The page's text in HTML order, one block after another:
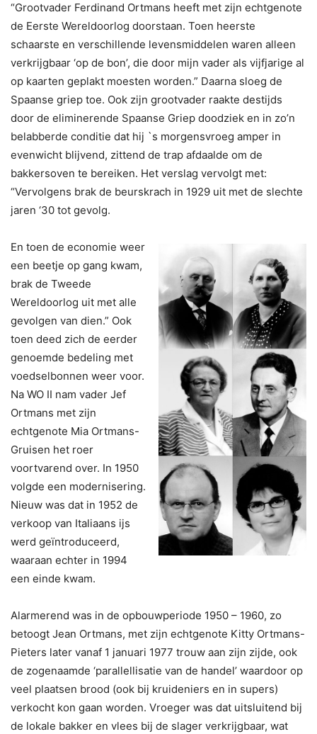
“Grootvader Ferdinand Ortmans heeft met zijn echtgenote
de Eerste Wereldoorlog doorstaan. Toen heerste
schaarste en verschillende levensmiddelen waren alleen
verkrijgbaar ‘op de bon’, die door mijn vader als vijfjarige al
op kaarten geplakt moesten worden.” Daarna sloeg de
Spaanse griep toe. Ook zijn grootvader raakte destijds
door de eliminerende Spaanse Griep doodziek en in zo’n
belabberde conditie dat hij `s morgensvroeg amper in
evenwicht blijvend, zittend de trap afdaalde om de
bakkersoven te bereiken. Het verslag vervolgt met:
“Vervolgens brak de beurskrach in 1929 uit met de slechte
jaren ‘30 tot gevolg.
En toen de economie weer
een beetje op gang kwam,
brak de Tweede
Wereldoorlog uit met alle
gevolgen van dien.” Ook
toen deed zich de eerder
genoemde bedeling met
voedselbonnen weer voor.
Na WO II nam vader Jef
Ortmans met zijn
echtgenote Mia Ortmans-
Gruisen het roer
voortvarend over. In 1950
volgde een modernisering.
Nieuw was dat in 1952 de
verkoop van Italiaans ijs
werd geïntroduceerd,
waaraan echter in 1994
een einde kwam.
Alarmerend was in de opbouwperiode 1950 – 1960, zo
betoogt Jean Ortmans, met zijn echtgenote Kitty Ortmans-
Pieters later vanaf 1 januari 1977 trouw aan zijn zijde, ook
de zogenaamde ‘parallellisatie van de handel’ waardoor op
veel plaatsen brood (ook bij kruideniers en in supers)
verkocht kon gaan worden. Vroeger was dat uitsluitend bij
de lokale bakker en vlees bij de slager verkrijgbaar, wat